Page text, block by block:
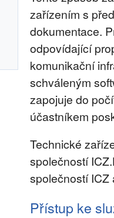
zařízením s
dokumentace.
odpovídající
komunikační
schváleným
zapojuje do
účastníkem
Technické
společností
společností ICZ
Přístup ke